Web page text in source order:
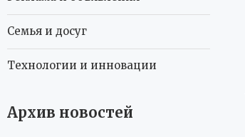
Семья и досуг
Технологии и инновации
Архив новостей